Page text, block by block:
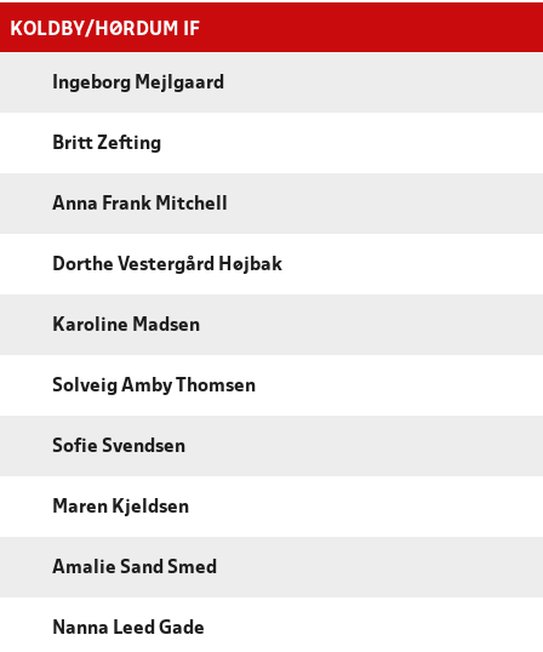
KOLDBY/HØRDUM IF
Ingeborg Mejlgaard
Britt Zefting
Anna Frank Mitchell
Dorthe Vestergård Højbak
Karoline Madsen
Solveig Amby Thomsen
Sofie Svendsen
Maren Kjeldsen
Amalie Sand Smed
Nanna Leed Gade